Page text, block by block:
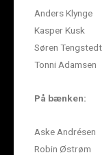
Anders Klynge
Kasper Kusk
Søren Tengstedt
Tonni Adamsen
På bænken:
Aske Andrésen
Robin Østrøm